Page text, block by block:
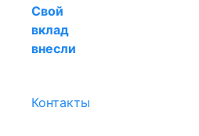
Свой
вклад
внесли
Контакты